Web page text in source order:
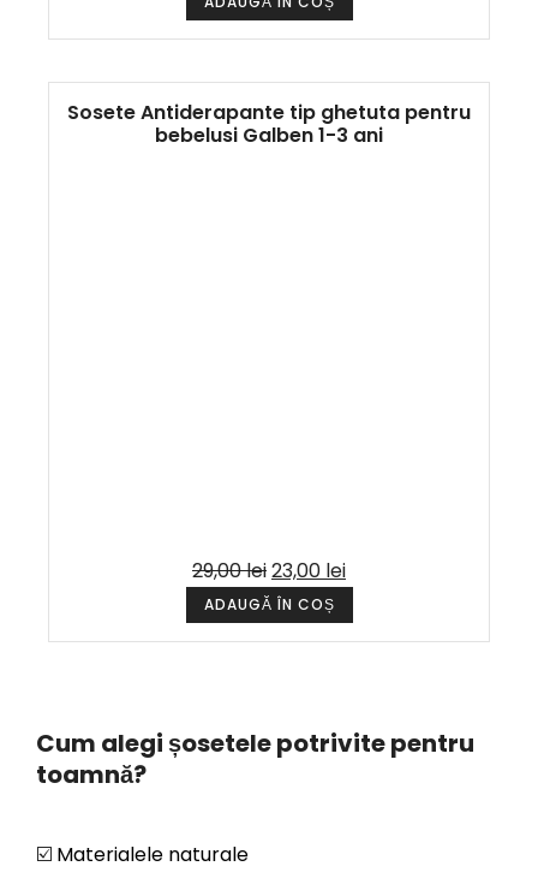
Sosete Antiderapante tip ghetuta pentru
bebelusi Galben 1-3 ani
29,00lei23,00 lei
ADAUGĂ ÎN COȘ
Cum alegi șosetele potrivite pentru
toamnă?
☑️ Materialele naturale